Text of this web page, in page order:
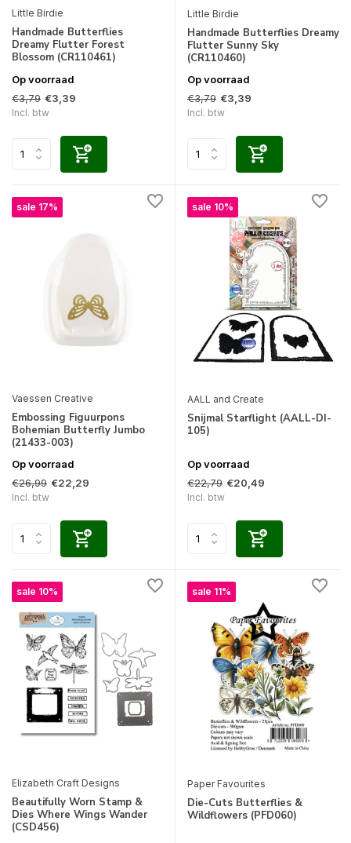
Little Birdie
Handmade Butterflies
Dreamy Flutter Forest
Blossom (CR110461)
Op voorraad
€3,79 €3,39
Incl. btw
Little Birdie
Handmade Butterflies Dreamy
Flutter Sunny Sky
(CR110460)
Op voorraad
€3,79 €3,39
Incl. btw
sale 17%
Vaessen Creative
Embossing Figuurpons
Bohemian Butterfly Jumbo
(21433-003)
Op voorraad
€26,99 €22,29
Incl. btw
sale 10%
AALL and Create
Snijmal Starflight (AALL-DI-
105)
Op voorraad
€22,79 €20,49
Incl. btw
sale 10%
Elizabeth Craft Designs
Beautifully Worn Stamp &
Dies Where Wings Wander
(CSD456)
sale 11%
Paper Favourites
Die-Cuts Butterflies &
Wildflowers (PFD060)